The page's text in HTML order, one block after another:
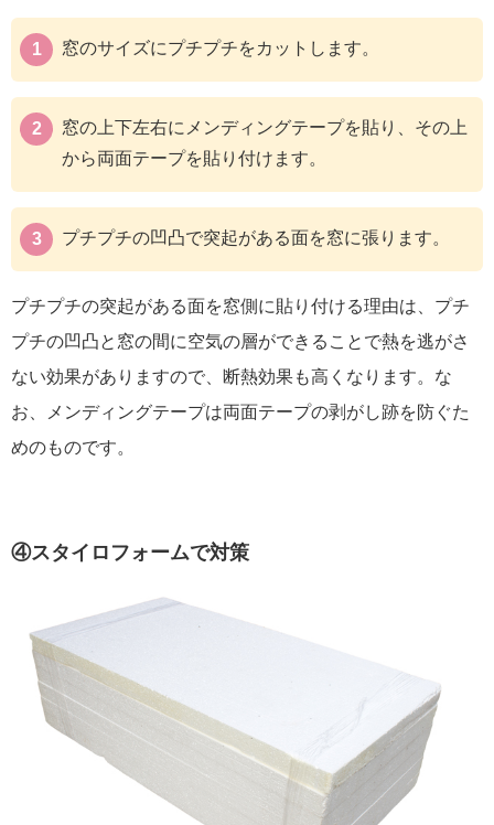
窓のサイズにプチプチをカットします。
窓の上下左右にメンディングテープを貼り、その上
から両面テープを貼り付けます。
プチプチの凹凸で突起がある面を窓に張ります。
プチプチの突起がある面を窓側に貼り付ける理由は、プチ
プチの凹凸と窓の間に空気の層ができることで熱を逃がさ
ない効果がありますので、断熱効果も高くなります。な
お、メンディングテープは両面テープの剥がし跡を防ぐた
めのものです。
④スタイロフォームで対策